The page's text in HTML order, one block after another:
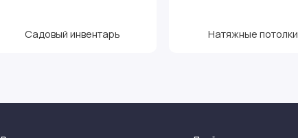
Садовый инвентарь Натяжные потолки